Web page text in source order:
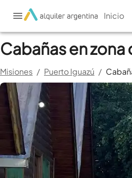
Inicio
Cabañas en
Misiones / Puerto Iguazú /